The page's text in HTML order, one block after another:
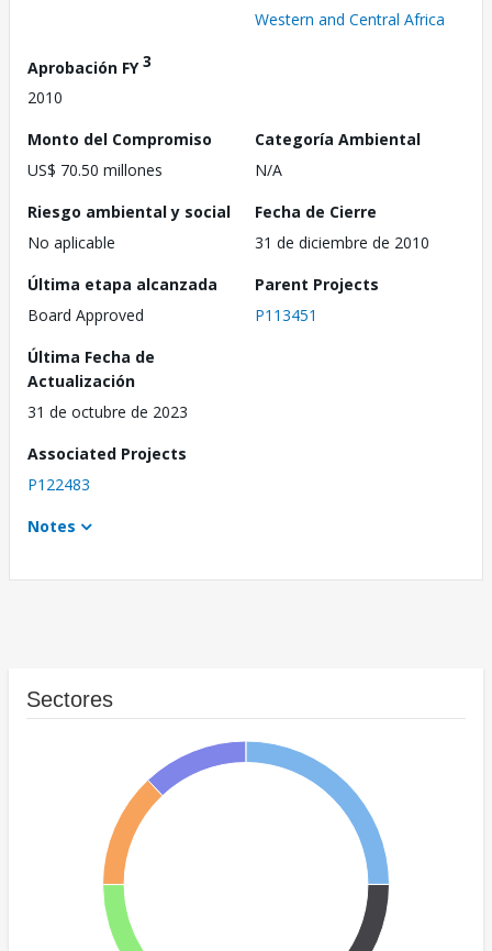
Western and Central Africa
Aprobación FY3
2010
Monto del Compromiso
US$ 70.50 millones
Categoría Ambiental
N/A
Riesgo ambiental y social
No aplicable
Fecha de Cierre
31 de diciembre de 2010
Última etapa alcanzada
Board Approved
Parent Projects
P113451
Última Fecha de
Actualización
31 de octubre de 2023
Associated Projects
P122483
Notes
Sectores